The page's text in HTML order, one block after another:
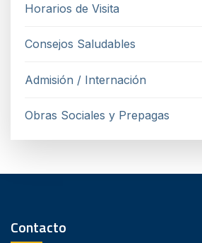
Horarios de Visita
Consejos Saludables
Admisión / Internación
Obras Sociales y Prepagas
Contacto